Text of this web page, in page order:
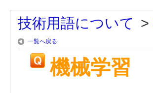
技術用語について >
一覧へ戻る
機械学習